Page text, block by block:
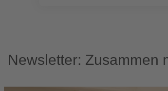
Newsletter: Zusammen